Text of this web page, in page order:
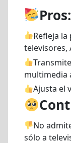
Pros:
Refleja
televisores,
multimedia
Ajusta el
No
sólo a